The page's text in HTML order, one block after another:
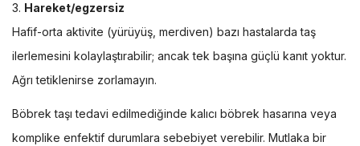
Hareket/egzersiz
Hafif-orta aktivite (yürüyüş, merdiven) bazı hastalarda taş
ilerlemesini kolaylaştırabilir; ancak tek başına güçlü kanıt yoktur.
Ağrı tetiklenirse zorlamayın.
Böbrek taşı tedavi edilmediğinde kalıcı böbrek hasarına veya
komplike enfektif durumlara sebebiyet verebilir. Mutlaka bir